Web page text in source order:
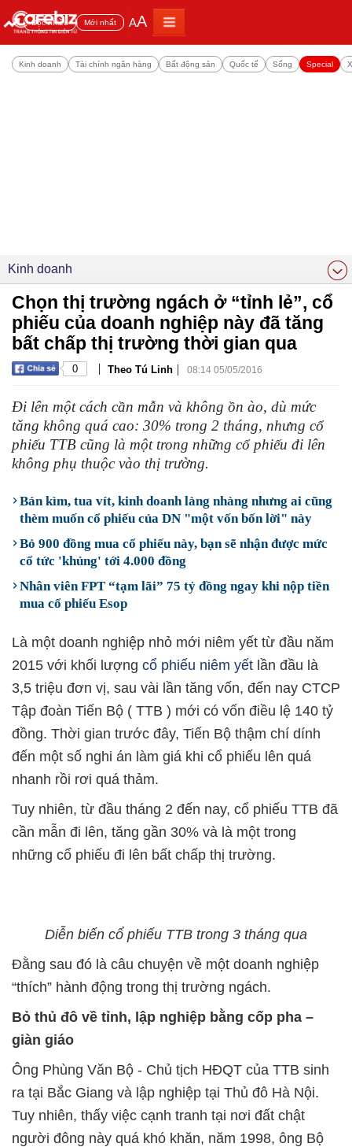
Đọc nhiều Mới nhất AA
Kinh doanh Tài chính ngân hàng Bất động sản Quốc tế Sống Special
Kinh doanh
Chọn thị trường ngách ở “tỉnh lẻ”, cổ
phiếu của doanh nghiệp này đã tăng
bất chấp thị trường thời gian qua
0 | Theo Tú Linh | 08:14 05/05/2016
Đi lên một cách cần mẫn và không ồn ào, dù mức
tăng không quá cao: 30% trong 2 tháng, nhưng cổ
phiếu TTB cũng là một trong những cổ phiếu đi lên
không phụ thuộc vào thị trường.
Bán kìm, tua vít, kinh doanh làng nhàng nhưng ai cũng
thèm muốn cổ phiếu của DN "một vốn bốn lời" này
Bỏ 900 đồng mua cổ phiếu này, bạn sẽ nhận được mức
cổ tức 'khủng' tới 4.000 đồng
Nhân viên FPT “tạm lãi” 75 tỷ đồng ngay khi nộp tiền
mua cổ phiếu Esop
Là một doanh nghiệp nhỏ mới niêm yết từ đầu năm
2015 với khối lượng cổ phiếu niêm yết lần đầu là
3,5 triệu đơn vị, sau vài lần tăng vốn, đến nay CTCP
Tập đoàn Tiến Bộ ( TTB ) mới có vốn điều lệ 140 tỷ
đồng. Thời gian trước đây, Tiến Bộ thậm chí dính
đến một số nghi án làm giá khi cổ phiếu lên quá
nhanh rồi rơi quá thảm.
Tuy nhiên, từ đầu tháng 2 đến nay, cổ phiếu TTB đã
cần mẫn đi lên, tăng gần 30% và là một trong
những cổ phiếu đi lên bất chấp thị trường.
Diễn biến cổ phiếu TTB trong 3 tháng qua
Đằng sau đó là câu chuyện về một doanh nghiệp
“thích” hành động trong thị trường ngách.
Bỏ thủ đô về tỉnh, lập nghiệp bằng cốp pha –
giàn giáo
Ông Phùng Văn Bộ - Chủ tịch HĐQT của TTB sinh
ra tại Bắc Giang và lập nghiệp tại Thủ đô Hà Nội.
Tuy nhiên, thấy việc cạnh tranh tại nơi đất chật
người đông này quá khó khăn, năm 1998, ông Bộ